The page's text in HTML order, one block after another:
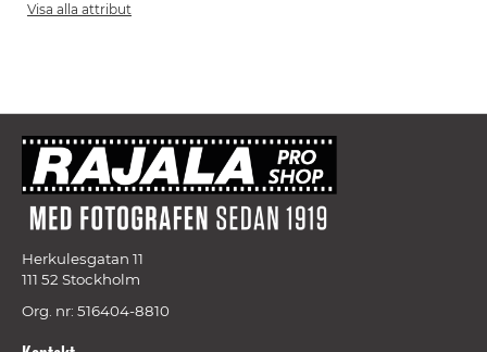
Visa alla attribut
Herkulesgatan 11
111 52 Stockholm
Org. nr: 516404-8810